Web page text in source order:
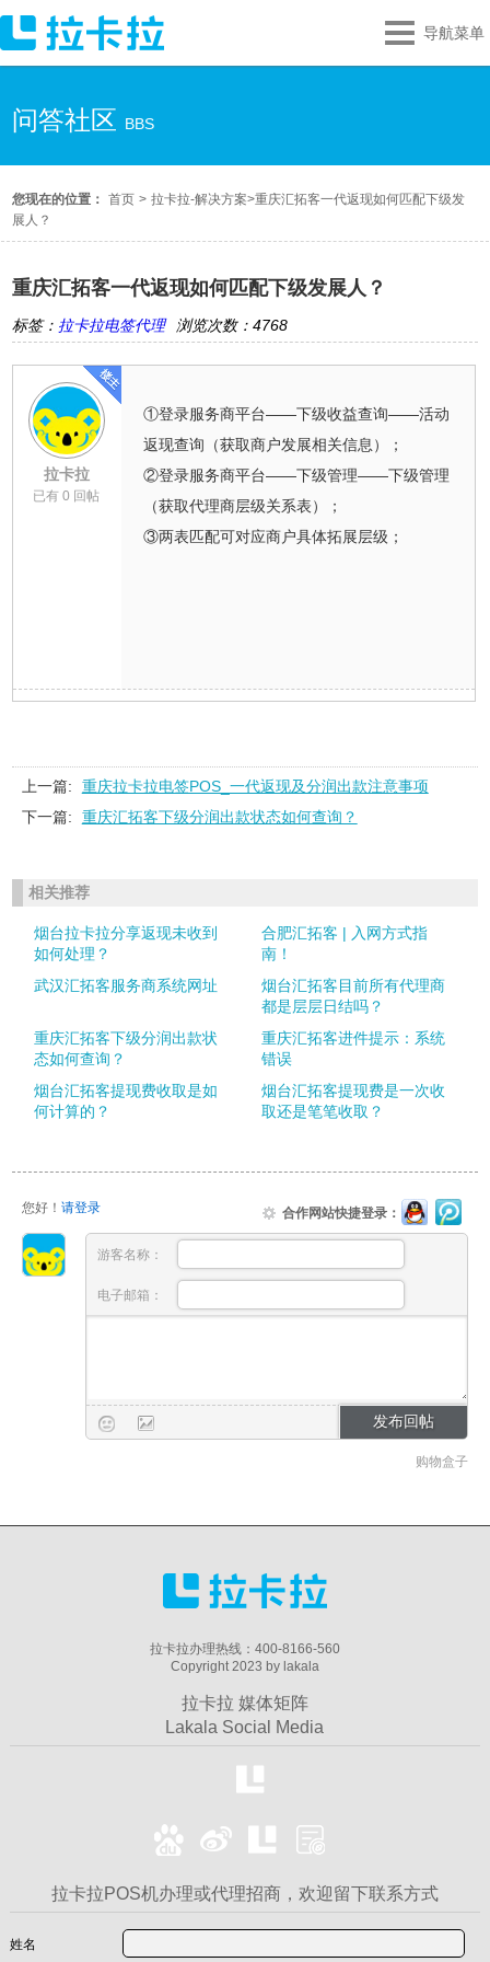
导航菜单
问答社区 BBS
您现在的位置： 首页 > 拉卡拉-解决方案>重庆汇拓客一代返现如何匹配下级发
展人？
重庆汇拓客一代返现如何匹配下级发展人？
标签： 拉卡拉电签代理 浏览次数：4768
拉卡拉
已有 0 回帖
①登录服务商平台——下级收益查询——活动
返现查询（获取商户发展相关信息）；
②登录服务商平台——下级管理——下级管理
（获取代理商层级关系表）；
③两表匹配可对应商户具体拓展层级；
上一篇:
重庆拉卡拉电签POS_一代返现及分润出款注意事项
下一篇:
重庆汇拓客下级分润出款状态如何查询？
相关推荐
烟台拉卡拉分享返现未收到
如何处理？
合肥汇拓客 | 入网方式指
南！
武汉汇拓客服务商系统网址
烟台汇拓客目前所有代理商
都是层层日结吗？
重庆汇拓客下级分润出款状
态如何查询？
重庆汇拓客进件提示：系统
错误
烟台汇拓客提现费收取是如
何计算的？
烟台汇拓客提现费是一次收
取还是笔笔收取？
您好！ 请登录 合作网站快捷登录：
游客名称：
电子邮箱：
购物盒子
拉卡拉办理热线：400-8166-560
Copyright 2023 by lakala
拉卡拉 媒体矩阵
Lakala Social Media
拉卡拉POS机办理或代理招商，欢迎留下联系方式
姓名